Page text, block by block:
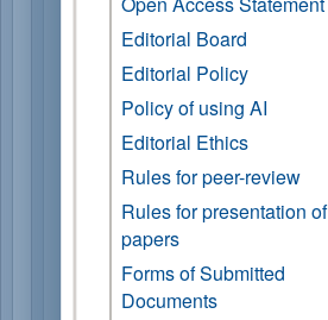
Editorial Board
Editorial Policy
Policy of using AI
Editorial Ethics
Rules for peer-review
Rules for presentation of
papers
Forms of Submitted
Documents